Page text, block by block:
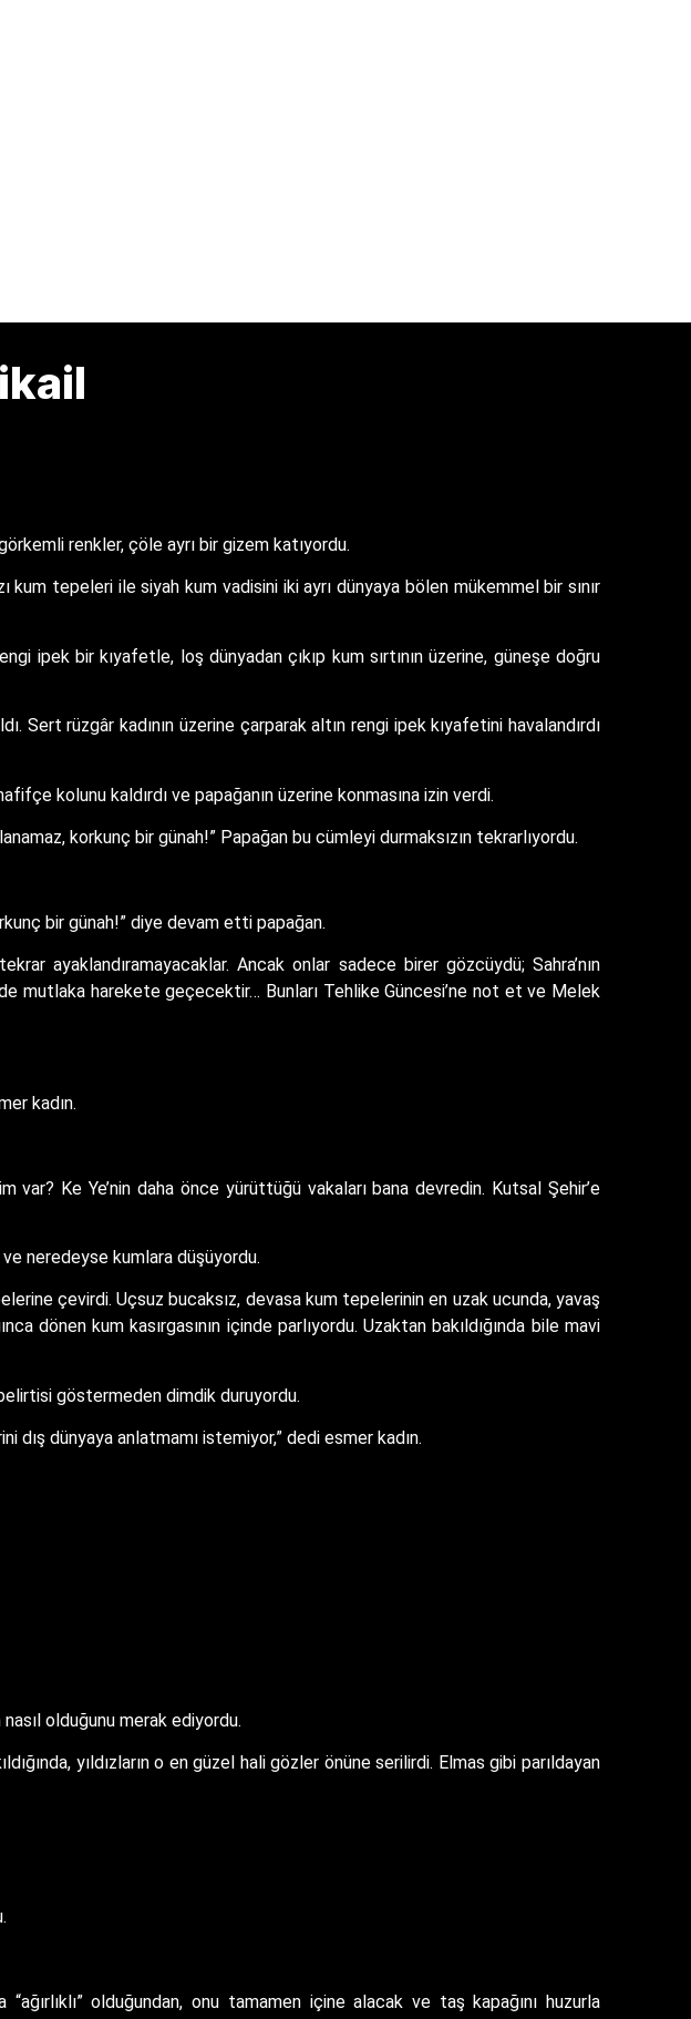
renkler, çöle ayrı bir gizem katıyordu.
kum tepeleri ile siyah kum vadisini iki ayrı dünyaya bölen mükemmel bir sınır
ipek bir kıyafetle, loş dünyadan çıkıp kum sırtının üzerine, güneşe doğru
Sert rüzgâr kadının üzerine çarparak altın rengi ipek kıyafetini havalandırdı
kolunu kaldırdı ve papağanın üzerine konmasına izin verdi.
korkunç bir günah!” Papağan bu cümleyi durmaksızın tekrarlıyordu.
bir günah!” diye devam etti papağan.
ayaklandıramayacaklar. Ancak onlar sadece birer gözcüydü; Sahra’nın
mutlaka harekete geçecektir… Bunları Tehlike Güncesi’ne not et ve Melek
kadın.
var? Ke Ye’nin daha önce yürüttüğü vakaları bana devredin. Kutsal Şehir’e
neredeyse kumlara düşüyordu.
çevirdi. Uçsuz bucaksız, devasa kum tepelerinin en uzak ucunda, yavaş
dönen kum kasırgasının içinde parlıyordu. Uzaktan bakıldığında bile mavi
göstermeden dimdik duruyordu.
dış dünyaya anlatmamı istemiyor,” dedi esmer kadın.
olduğunu merak ediyordu.
yıldızların o en güzel hali gözler önüne serilirdi. Elmas gibi parıldayan
olduğundan, onu tamamen içine alacak ve taş kapağını huzurla